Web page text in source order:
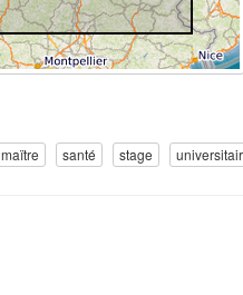
maïtre santé stage